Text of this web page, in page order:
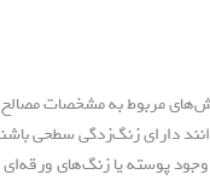
مربوط به مشخصات مصالح
دارای زنگ‌زدگی سطحی
پوسته یا زنگ‌های ورقه‌ای